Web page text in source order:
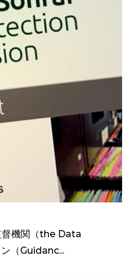
督機関（the Data
（Guidanc...